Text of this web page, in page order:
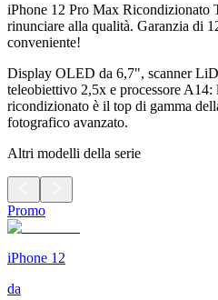
iPhone 12 Pro Max Ricondizionato
rinunciare alla qualità. Garanzia di
conveniente!
Display OLED da 6,7", scanner
teleobiettivo 2,5x e processore
ricondizionato è il top di gamma
fotografico avanzato.
Altri modelli della serie
Promo
iPhone 12
da